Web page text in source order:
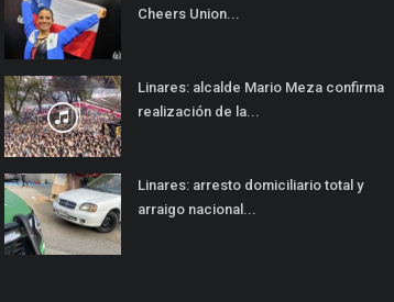
Cheers Union...
Linares: alcalde Mario Meza confirma
realización de la...
Linares: arresto domiciliario total y
arraigo nacional...